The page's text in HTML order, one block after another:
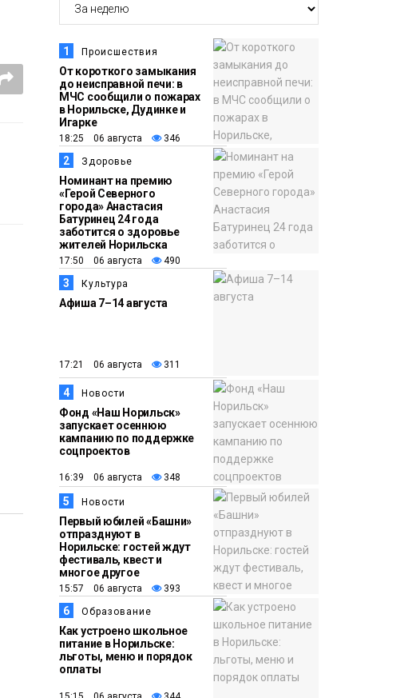
14:36
Плато
Путорана
На плато Путорана
создадут систему
наблюдения за вечной
мерзлотой и очистят
территорию от мусора
13:47
Новости
Заполярный
транспортный филиал
в Дудинке
заасфальтировал 47
тысяч «квадратов»
грузовых площадок
13:10
В Норильске лыжную
базу «Оль-Гуль»
12:25
Медиакомпании
Барнаул обошёл
Красноярск в
списке городов,
откуда приехали
норильчане
1 Происшествия
От короткого замыкания
до неисправной печи: в
МЧС сообщили о пожарах
в Норильске, Дудинке и
Игарке
18:25 06 августа 346
2 Здоровье
Номинант на премию
«Герой Северного
города» Анастасия
Батуринец 24 года
заботится о здоровье
жителей Норильска
17:50 06 августа 490
3 Культура
Афиша 7–14 августа
17:21 06 августа 311
4 Новости
Фонд «Наш Норильск»
запускает осеннюю
кампанию по поддержке
соцпроектов
16:39 06 августа 348
5 Новости
Первый юбилей «Башни»
отпразднуют в
Норильске: гостей ждут
фестиваль, квест и
многое другое
15:57 06 августа 393
6 Образование
Как устроено школьное
питание в Норильске:
льготы, меню и порядок
оплаты